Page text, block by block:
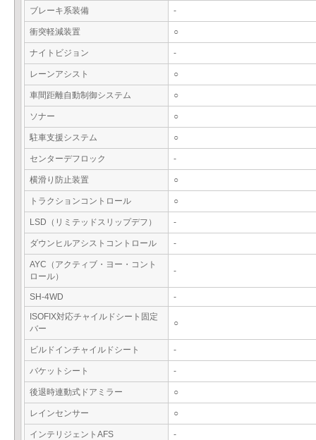
ブレーキ系装備 -
衝突軽減装置 ○
ナイトビジョン -
レーンアシスト ○
車間距離自動制御システム ○
ソナー ○
駐車支援システム ○
センターデフロック -
横滑り防止装置 ○
トラクションコントロール ○
LSD（リミテッドスリップデフ） -
ダウンヒルアシストコントロール -
AYC（アクティブ・ヨー・コント
ロール）
-
SH-4WD
-
ISOFIX対応チャイルドシート固定
バー
○
ビルドインチャイルドシート -
バケットシート -
後退時連動式ドアミラー ○
レインセンサー ○
インテリジェントAFS -